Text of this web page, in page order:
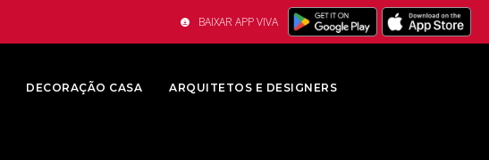
BAIXAR APP VIVA
DECORAÇÃO CASA ARQUITETOS E DESIGNERS